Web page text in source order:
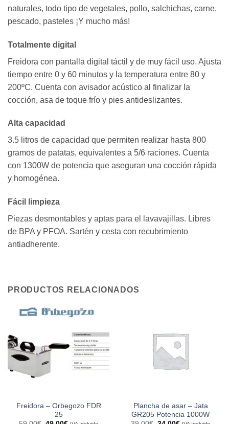
naturales, todo tipo de vegetales, pollo, salchichas, carne,
pescado, pasteles ¡Y mucho más!
Totalmente digital
Freidora con pantalla digital táctil y de muy fácil uso. Ajusta
tiempo entre 0 y 60 minutos y la temperatura entre 80 y
200ºC. Cuenta con avisador acústico al finalizar la
cocción, asa de toque frío y pies antideslizantes.
Alta capacidad
3.5 litros de capacidad que permiten realizar hasta 800
gramos de patatas, equivalentes a 5/6 raciones. Cuenta
con 1300W de potencia que aseguran una cocción rápida
y homogénea.
Fácil limpieza
Piezas desmontables y aptas para el lavavajillas. Libres
de BPA y PFOA. Sartén y cesta con recubrimiento
antiadherente.
PRODUCTOS RELACIONADOS
Freidora – Orbegozo FDR
25
Plancha de asar – Jata
GR205 Potencia 1000W